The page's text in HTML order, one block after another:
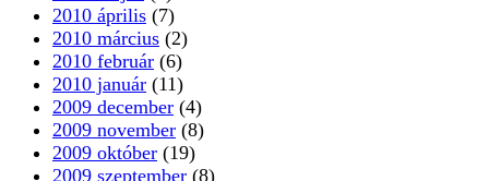
2010 április (7)
2010 március (2)
2010 február (6)
2010 január (11)
2009 december (4)
2009 november (8)
2009 október (19)
2009 szeptember (8)